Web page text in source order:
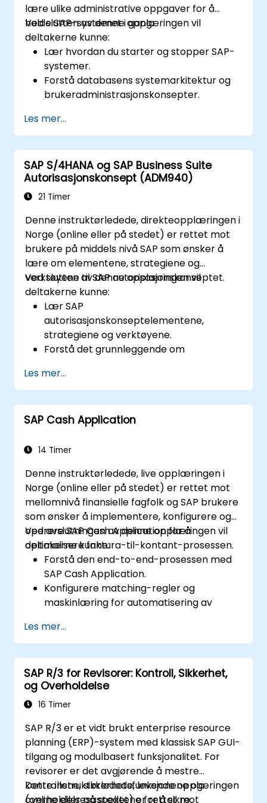
lære ulike administrative oppgaver for å
holde SAP-systemet i gang.
Ved slutten av denne opplæringen vil
deltakerne kunne:
Lær hvordan du starter og stopper SAP-
systemer.
Forstå databasens systemarkitektur og
brukeradministrasjonskonsepter.
destinasjoner.
Planlegg og overvåk bakgrunnsjobber.
Les mer...
SAP S/4HANA og SAP Business Suite
Autorisasjonskonsept (ADM940)
21 Timer
Denne instruktørledede, direkteopplæringen i
Norge (online eller på stedet) er rettet mot
brukere på middels nivå SAP som ønsker å
lære om elementene, strategiene og
verktøyene til SAP autorisasjonskonseptet.
Ved slutten av denne opplæringen vil
deltakerne kunne:
Lær SAP
autorisasjonskonseptelementene,
strategiene og verktøyene.
Forstå det grunnleggende om
Bruk rollevedlikehold til å opprette og
tildele autorisasjoner.
Les mer...
SAP Cash Application
14 Timer
Denne instruktørledede, live opplæringen i
Norge (online eller på stedet) er rettet mot
mellomnivå finansielle fagfolk og SAP brukere
som ønsker å implementere, konfigurere og
operere SAP Cash Application for å
optimalisere faktura-til-kontant-prosessen.
Ved avslutningen av denne opplæringen vil
deltakerne kunne:
Forstå den end-to-end-prosessen med
SAP Cash Application.
Konfigurere matching-regler og
maskinlæring for automatisering av
Integrere SAP Cash Application med SAP
S/4HANA komponenter.
Overvåke, analysere og optimalisere
ytelsen til kontantapplikasjonen.
Les mer...
SAP R/3 for Revisorer: Kontroll, Sikkerhet,
og Overholdelse
16 Timer
SAP R/3 er et vidt brukt enterprise resource
planning (ERP)-system med klassisk SAP GUI-
tilgang og modulbasert funksjonalitet. For
revisorer er det avgjørende å mestre
kontrollene, sikkerhetsfunksjonene og
overholdelsesaspektene for å sikre
Dette instruktørledede, levende opplæringen
(online eller på stedet) er rettet mot